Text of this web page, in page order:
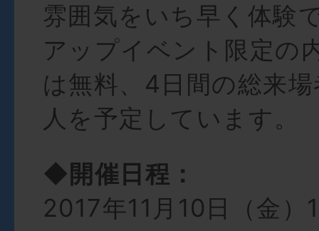
雰囲気をいち早く体験
アップイベント限定の
は無料、4日間の総来
人を予定しています。
◆開催日程：
2017年11月10日（金